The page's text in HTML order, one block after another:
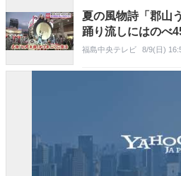
夏の風物詩「郡山
踊り流しにはのべ
福島中央テレビ 8/9(日)